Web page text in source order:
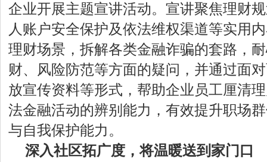
企业开展主题宣讲活动。宣讲聚焦理财
人账户安全保护及依法维权渠道等实用
理财场景，拆解各类金融诈骗的套路，
财、风险防范等方面的疑问，并通过面
放宣传资料等形式，帮助企业员工厘清
法金融活动的辨别能力，有效提升职场
与自我保护能力。
深入社区拓广度，将温暖送到家门口